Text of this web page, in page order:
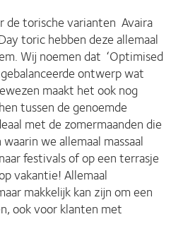
de torische varianten Avaira
toric hebben deze allemaal
Wij noemen dat ‘Optimised
ontwerp wat
maakt het ook nog
tussen de genoemde
met de zomermaanden die
we allemaal massaal
festivals of op een terrasje
vakantie! Allemaal
makkelijk kan zijn om een
ook voor klanten met